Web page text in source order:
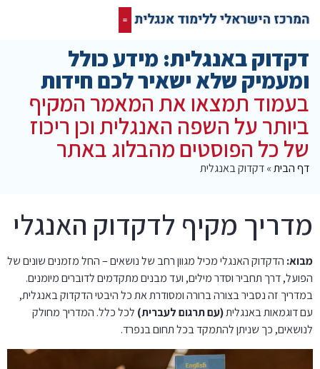
דקדוק באנגלית: מידע כולל
ומעמיק שלא ישאיר לכם חידות
בעמוד תמצאו את המאמר המקיף
ביותר על השפה האנגלית וכן ריכוז
של כל הפוסטים מהבלוג באתר
דף הבית»דקדוק באנגלית
מדריך מקיף לדקדוק האנגלי
מבוא: הדקדוק האנגלי מכיל מגוון רחב של נושאים – החל מזמנים שונים של
הפועל, דרך תחביר וסדר מילים, ועד מבנים מתקדמים לדוברים מיומנים.
במדריך זה נסביר בצורה ברורה ומסודרת את כל היבטי הדקדוק באנגלית,
עם דוגמאות באנגלית(עם תרגום לעברית) לכל כלל. המדריך מחולק
לנושאים, כך שניתן להתמקד בכל תחום בנפרד.